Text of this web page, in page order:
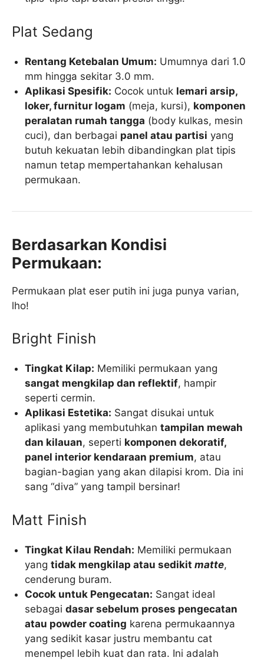
Plat Sedang
Rentang Ketebalan Umum: Umumnya dari 1.0
mm hingga sekitar 3.0 mm.
Aplikasi Spesifik: Cocok untuk lemari arsip,
loker, furnitur logam (meja, kursi), komponen
peralatan rumah tangga (body kulkas, mesin
cuci), dan berbagai panel atau partisi yang
butuh kekuatan lebih dibandingkan plat tipis
namun tetap mempertahankan kehalusan
permukaan.
Berdasarkan Kondisi
Permukaan:
Permukaan plat eser putih ini juga punya varian,
lho!
Bright Finish
Tingkat Kilap: Memiliki permukaan yang
sangat mengkilap dan reflektif, hampir
seperti cermin.
Aplikasi Estetika: Sangat disukai untuk
aplikasi yang membutuhkantampilan mewah
dan kilauan, seperti komponen dekoratif,
panel interior kendaraan premium, atau
bagian-bagian yang akan dilapisi krom. Dia ini
sang “diva” yang tampil bersinar!
Matt Finish
Tingkat Kilau Rendah: Memiliki permukaan
yangtidak mengkilap atau sedikitmatte,
cenderung buram.
Cocok untuk Pengecatan: Sangat ideal
sebagaidasar sebelum proses pengecatan
atau powder coating karena permukaannya
yang sedikit kasar justru membantu cat
menempel lebih kuat dan rata. Ini adalah